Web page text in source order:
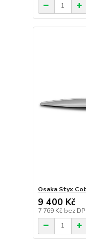
Osaka Styx
9 400 Kč
7 769 Kč bez